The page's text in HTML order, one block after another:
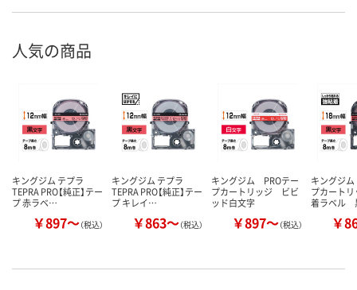
人気の商品
キングジム テプラ
TEPRA PRO【純正】テー
プ 赤ラベ…
￥897～（税込）
キングジム テプラ
TEPRA PRO【純正】テー
プ キレイ…
￥863～（税込）
キングジム PROテー
プカートリッジ ビビ
ッド白文字
￥897～（税込）
キングジ
プカート
着ラベル
￥